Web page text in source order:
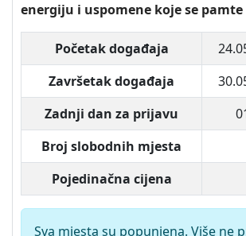
energiju i uspomene koje se
Početak događaja
Završetak događaja
Zadnji dan za prijavu
Broj slobodnih mjesta
Pojedinačna cijena
Sva mjesta su popunjena. Više ne